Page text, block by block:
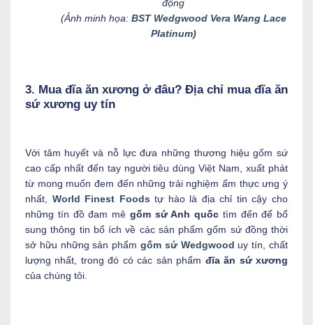
động
(Ảnh minh họa: BST Wedgwood Vera Wang Lace
Platinum)
3. Mua đĩa ăn xương ở đâu? Địa chỉ mua đĩa ăn
sứ xương uy tín
Với tâm huyết và nỗ lực đưa những thương hiệu gốm sứ
cao cấp nhất đến tay người tiêu dùng Việt Nam, xuất phát
từ mong muốn đem đến những trải nghiệm ẩm thực ưng ý
nhất, World Finest Foods tự hào là địa chỉ tin cậy cho
những tín đồ đam mê gốm sứ Anh quốc tìm đến để bổ
sung thông tin bổ ích về các sản phẩm gốm sứ đồng thời
sở hữu những sản phẩm gốm sứ Wedgwood uy tín, chất
lượng nhất, trong đó có các sản phẩm đĩa ăn sứ xương
của chúng tôi.